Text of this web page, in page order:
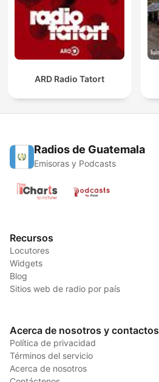
ARD Radio Tatort
Radios de Guatemala
Emisoras y Podcasts
Recursos
Locutores
Widgets
Blog
Sitios web de radio por país
Acerca de nosotros y contactos
Política de privacidad
Términos del servicio
Acerca de nosotros